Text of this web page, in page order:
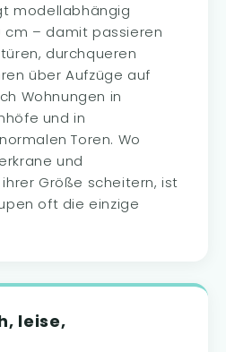
modellabhängig
cm – damit passieren
durchqueren
über Aufzüge auf
Wohnungen in
und in
Toren. Wo
und
Größe scheitern, ist
oft die einzige
leise,